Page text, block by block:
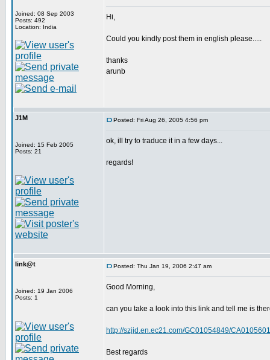
Joined: 08 Sep 2003
Posts: 492
Location: India
Hi,
Could you kindly post them in english please.....
thanks
arunb
J1M
Joined: 15 Feb 2005
Posts: 21
Posted: Fri Aug 26, 2005 4:56 pm
ok, ill try to traduce it in a few days...
regards!
link@t
Joined: 19 Jan 2006
Posts: 1
Posted: Thu Jan 19, 2006 2:47 am
Good Morning,
can you take a look into this link and tell me is
http://szjjd.en.ec21.com/GC01054849/
Best regards